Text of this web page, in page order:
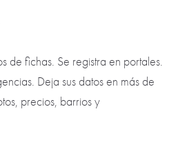
de fichas. Se registra en portales.
Deja sus datos en más de
precios, barrios y